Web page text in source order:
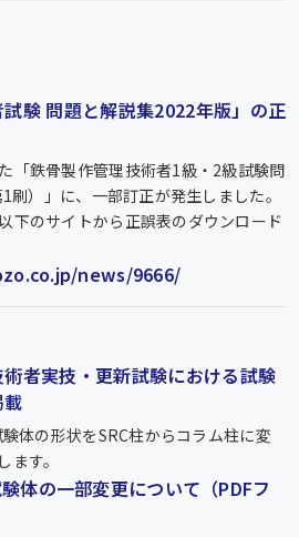
試験 問題と解説集2022年版」の正
「鉄骨製作管理技術者1級・2級試験問
）」に、一部訂正が発生しました。
下のサイトから正誤表のダウンロード
news/9666/
術者実技・更新試験における試験
体の形状をSRC柱からコラム柱に変
す。
体の一部変更について（PDFフ